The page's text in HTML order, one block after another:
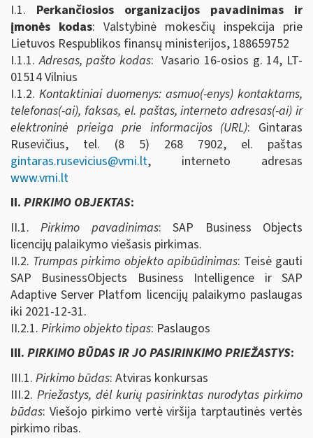
I.1. Perkančiosios organizacijos pavadinimas ir
įmonės kodas: Valstybinė mokesčių inspekcija prie
Lietuvos Respublikos finansų ministerijos, 188659752
I.1.1.Adresas, pašto kodas: Vasario 16-osios g. 14, LT-
01514 Vilnius
I.1.2. Kontaktiniai duomenys: asmuo(-enys) kontaktams,
telefonas(-ai), faksas, el. paštas, interneto adresas(-ai) ir
elektroninė prieiga prie informacijos (URL): Gintaras
Rusevičius, tel. (8 5) 268 7902, el. paštas
gintaras.rusevicius@vmi.lt, interneto adresas
www.vmi.lt
II. PIRKIMO OBJEKTAS:
II.1.Pirkimo pavadinimas: SAP Business Objects
licencijų palaikymo viešasis pirkimas.
II.2. Trumpas pirkimo objekto apibūdinimas: Teisė gauti
SAP BusinessObjects Business Intelligence ir SAP
Adaptive Server Platfom licencijų palaikymo paslaugas
iki 2021-12-31.
II.2.1. Pirkimo objekto tipas: Paslaugos
III. PIRKIMO BŪDAS IR JO PASIRINKIMO PRIEŽASTYS:
III.1. Pirkimo būdas: Atviras konkursas
III.2. Priežastys, dėl kurių pasirinktas nurodytas pirkimo
būdas: Viešojo pirkimo vertė viršija tarptautinės vertės
pirkimo ribas.